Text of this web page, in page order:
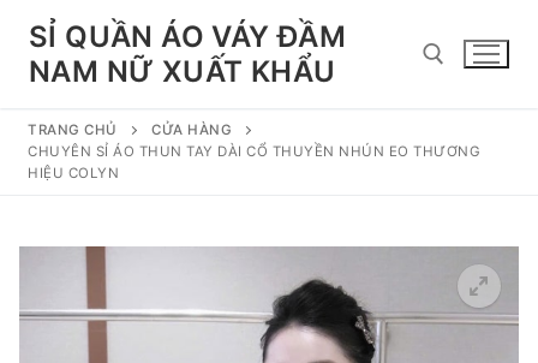
Chuyển
đếnSỈ QUẦN ÁO VÁY ĐẦM
NAM NỮ XUẤT KHẨU
Tìm kiếm cho:
TRANG CHỦ
CỬA HÀNG
CHUYÊN SỈ ÁO THUN TAY DÀI CỔ THUYỀN NHÚN EO THƯƠNG
HIỆU COLYN